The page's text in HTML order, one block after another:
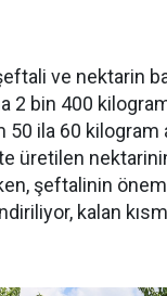
ve nektarin
2 bin 400
50 ila 60 kilogram
üretilen
şeftalinin
kalan